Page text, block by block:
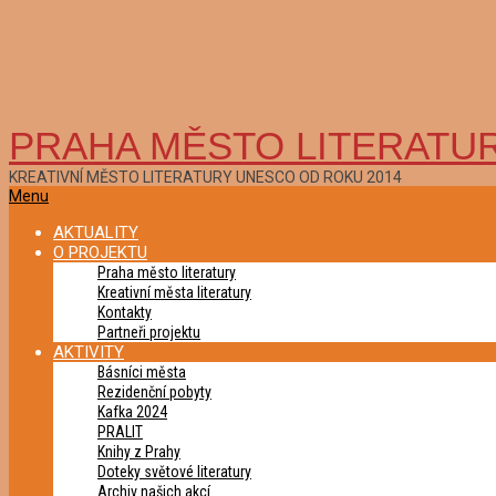
PRAHA MĚSTO
KREATIVNÍ MĚSTO LITERATURY UNESCO OD ROKU 2014
Primary
Menu
Menu
AKTUALITY
O PROJEKTU
Praha město literatury
Kreativní města literatury
Kontakty
Partneři projektu
AKTIVITY
Básníci města
Rezidenční pobyty
Kafka 2024
PRALIT
Knihy z Prahy
Doteky světové literatury
Archiv našich akcí